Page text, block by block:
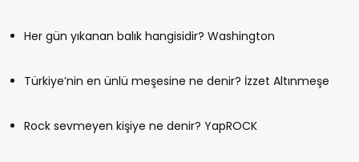
Her gün yıkanan balık hangisidir? Washington
Türkiye’nin en ünlü meşesine ne denir? İzzet Altınmeşe
Rock sevmeyen kişiye ne denir? YapROCK